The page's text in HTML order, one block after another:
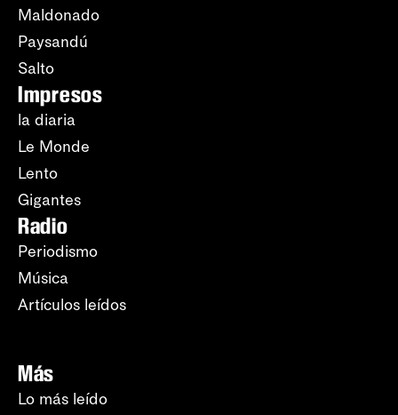
Maldonado
Paysandú
Salto
Impresos
la diaria
Le Monde
Lento
Gigantes
Radio
Periodismo
Música
Artículos leídos
Más
Lo más leído